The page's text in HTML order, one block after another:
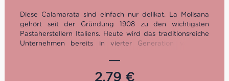
Diese Calamarata sind einfach nur delikat. La Molisana
gehört seit der Gründung 1908 zu den wichtigsten
Pastaherstellern Italiens. Heute wird das traditionsreiche
Unternehmen bereits in vierter Generation von der
Kochzeit: 11 Minuten2,79 €